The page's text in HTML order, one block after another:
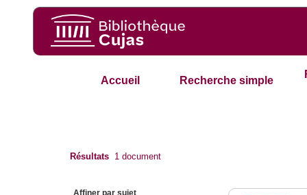
Accueil Recherche simple
Résultats 1 document